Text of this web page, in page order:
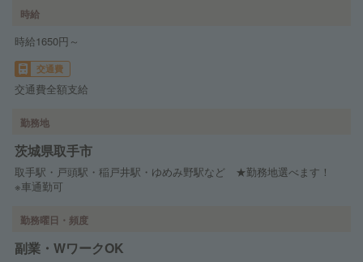
時給
時給1650円～
交通費
交通費全額支給
勤務地
茨城県取手市
取手駅・戸頭駅・稲戸井駅・ゆめみ野駅など ★勤務地選べます！
※車通勤可
勤務曜日・頻度
副業・WワークOK